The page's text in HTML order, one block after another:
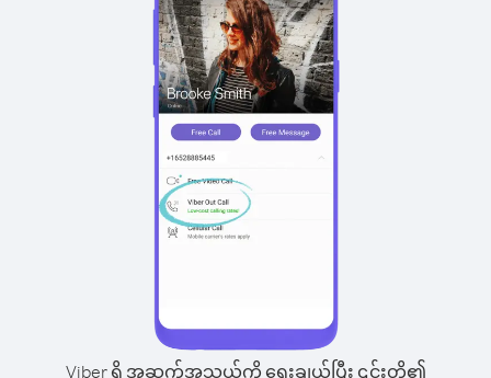
Viber ရှိ အဆက်အသွယ်ကို ရွေးချယ်ပြီး ၎င်းတို့၏